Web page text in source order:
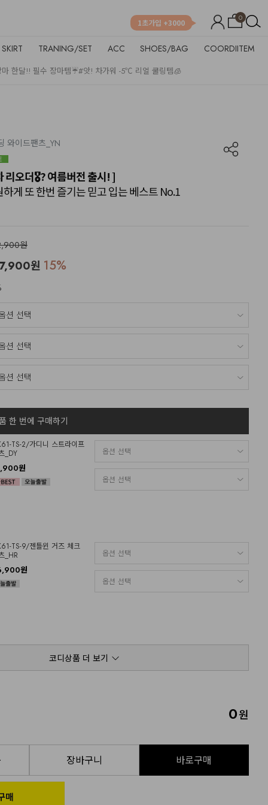
0
1초가입 +3000
SKIRT TRANING/SET ACC SHOES/BAG COORDIITEM
한달!! 필수 장마템☔#앗! 차가워 -5℃ 리얼 쿨링템🧊
와이드팬츠_YN
오더🎖? 여름버전 출시! ]
게 또 한번 즐기는 믿고 입는 베스트 No.1
원
원 15%
한 번에 구매하기
TS-2/가디니 스트라이프
_DY
원
TS-9/젠틀윈 거즈 체크
_HR
원
코디상품 더 보기
0원
장바구니 바로구매